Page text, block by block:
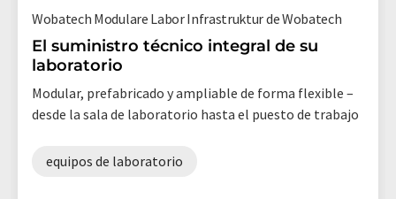
Wobatech Modulare Labor Infrastruktur de Wobatech
El suministro técnico integral de su
laboratorio
Modular, prefabricado y ampliable de forma flexible –
desde la sala de laboratorio hasta el puesto de trabajo
equipos de laboratorio